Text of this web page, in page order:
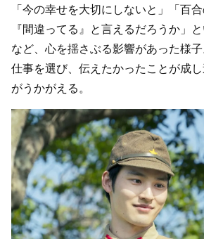
「今の幸せを大切にしないと」「百
『間違ってる』と言えるだろうか」
など、心を揺さぶる影響があった様
仕事を選び、伝えたかったことが成
がうかがえる。